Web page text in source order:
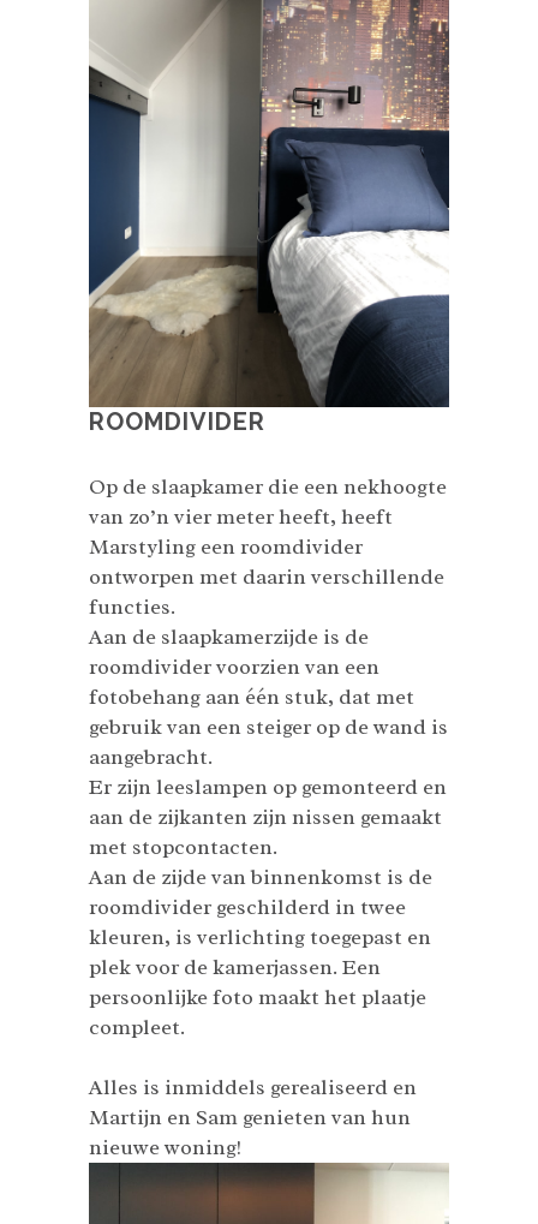
ROOMDIVIDER
Op de slaapkamer die een nekhoogte
van zo’n vier meter heeft, heeft
Marstyling een roomdivider
ontworpen met daarin verschillende
functies.
Aan de slaapkamerzijde is de
roomdivider voorzien van een
fotobehang aan één stuk, dat met
gebruik van een steiger op de wand is
aangebracht.
Er zijn leeslampen op gemonteerd en
aan de zijkanten zijn nissen gemaakt
met stopcontacten.
Aan de zijde van binnenkomst is de
roomdivider geschilderd in twee
kleuren, is verlichting toegepast en
plek voor de kamerjassen. Een
persoonlijke foto maakt het plaatje
compleet.
Alles is inmiddels gerealiseerd en
Martijn en Sam genieten van hun
nieuwe woning!